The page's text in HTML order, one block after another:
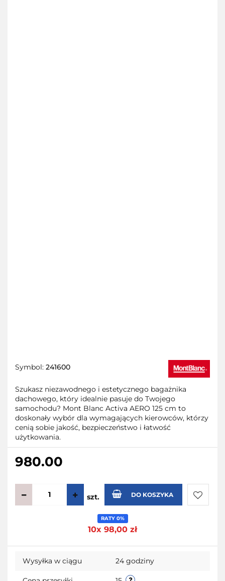
Symbol: 241600
Szukasz niezawodnego i estetycznego bagażnika
dachowego, który idealnie pasuje do Twojego
samochodu? Mont Blanc Activa AERO 125 cm to
doskonały wybór dla wymagających kierowców, którzy
cenią sobie jakość, bezpieczeństwo i łatwość
użytkowania.
980.00
szt. DO KOSZYKA
RATY 0%
10x 98,00 zł
Wysyłka w ciągu 24 godziny